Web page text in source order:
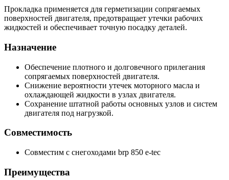
Прокладка применяется для герметизации сопрягаемых
поверхностей двигателя, предотвращает утечки рабочих
жидкостей и обеспечивает точную посадку деталей.
Назначение
Обеспечение плотного и долговечного прилегания
сопрягаемых поверхностей двигателя.
Снижение вероятности утечек моторного масла и
охлаждающей жидкости в узлах двигателя.
Сохранение штатной работы основных узлов и систем
двигателя под нагрузкой.
Совместимость
Совместим с снегоходами brp 850 e-tec
Преимущества